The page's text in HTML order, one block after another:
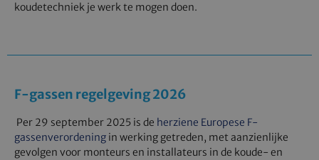
koudetechniek je werk te mogen doen.
F-gassen regelgeving 2026
Per 29 september 2025 is de herziene Europese F-
gassenverordening in werking getreden, met aanzienlijke
gevolgen voor monteurs en installateurs in de koude- en